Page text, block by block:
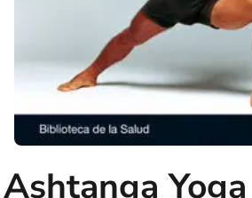
Ashtanga Yoga